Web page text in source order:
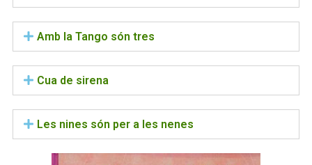
Amb la Tango són tres
Cua de sirena
Les nines són per a les nenes